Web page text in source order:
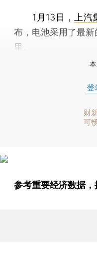
1月13日， 上汽
布，电池采用了最新
里。
登
财
可
参考重要经济数据，